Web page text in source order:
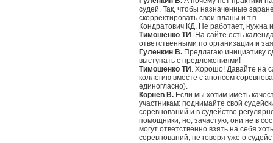
судей. Так, чтобы назначенные
скорректировать свои планы и т.п.
Кондратович КД. Не работает, нужна
Тимошенко ТИ . На сайте есть
ответственными по организации и
Гуленкин В. Предлагаю инициативу
выступать с предложениями!
Тимошенко ТИ . Хорошо! Давайте на
коллегию вместе с анонсом
единогласно).
Корнев В. Если мы хотим иметь
участникам: поднимайте свой
соревнований и в судействе
помощники, но, зачастую, они не в
могут ответственно взять на себя
соревнований, не говоря уже о